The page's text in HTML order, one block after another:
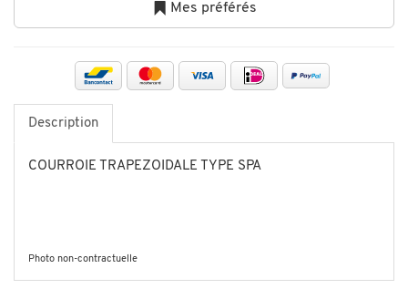
Mes préférés
Description
COURROIE TRAPEZOIDALE TYPE SPA
Photo non-contractuelle